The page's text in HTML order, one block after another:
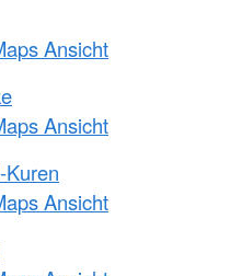
Ansicht
Ansicht
Kuren
Ansicht